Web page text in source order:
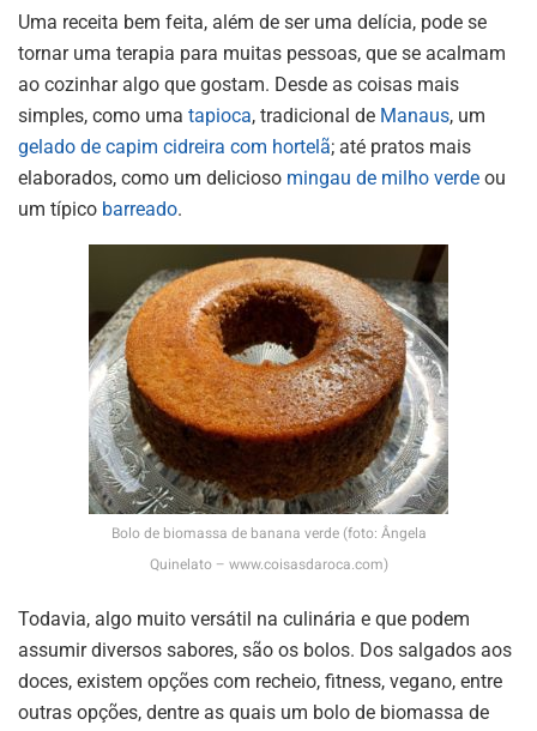
Uma receita bem feita, além de ser uma delícia, pode se
tornar uma terapia para muitas pessoas, que se acalmam
ao cozinhar algo que gostam. Desde as coisas mais
simples, como uma tapioca, tradicional de Manaus, um
gelado de capim cidreira com hortelã; até pratos mais
elaborados, como um delicioso mingau de milho verde ou
um típico barreado.
Bolo de biomassa de banana verde (foto: Ângela
Quinelato – www.coisasdaroca.com)
Todavia, algo muito versátil na culinária e que podem
assumir diversos sabores, são os bolos. Dos salgados aos
doces, existem opções com recheio, fitness, vegano, entre
outras opções, dentre as quais um bolo de biomassa de